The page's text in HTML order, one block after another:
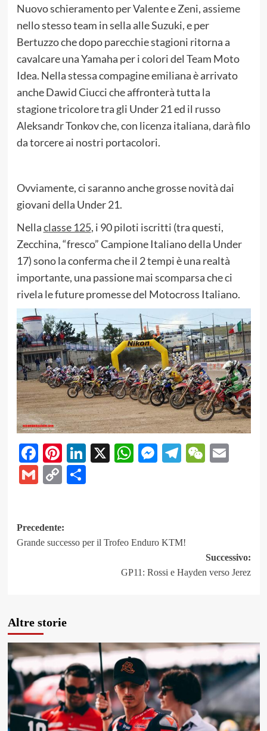
Nuovo schieramento per Valente e Zeni, assieme
nello stesso team in sella alle Suzuki, e per
Bertuzzo che dopo parecchie stagioni ritorna a
cavalcare una Yamaha per i colori del Team Moto
Idea. Nella stessa compagine emiliana è arrivato
anche Dawid Ciucci che affronterà tutta la
stagione tricolore tra gli Under 21 ed il russo
Aleksandr Tonkov che, con licenza italiana, darà filo
da torcere ai nostri portacolori.
Ovviamente, ci saranno anche grosse novità dai
giovani della Under 21.
Nellaclasse 125, i 90 piloti iscritti (tra questi,
Zecchina, “fresco” Campione Italiano della Under
17) sono la conferma che il 2 tempi è una realtà
importante, una passione mai scomparsa che ci
rivela le future promesse del Motocross Italiano.
Facebook
Pinterest
LinkedIn
X WhatsApp
Messenger
Telegram
Gmail
CopyShare
Navigazione
articolo
Precedente:
Grande successo per il Trofeo Enduro KTM!
Successivo:
GP11: Rossi e Hayden verso Jerez
Altre storie